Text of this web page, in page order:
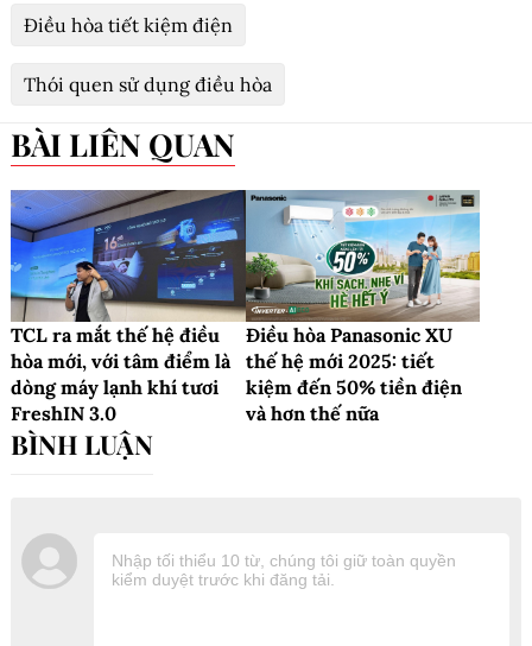
Điều hòa tiết kiệm điện
Thói quen sử dụng điều hòa
BÀI LIÊN QUAN
TCL ra mắt thế hệ điều
hòa mới, với tâm điểm là
dòng máy lạnh khí tươi
FreshIN 3.0
Điều hòa Panasonic XU
thế hệ mới 2025: tiết
kiệm đến 50% tiền điện
và hơn thế nữa